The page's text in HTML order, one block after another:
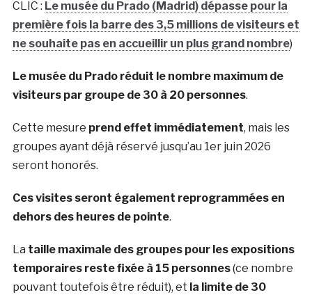
CLIC : Le musée du Prado (Madrid) dépasse pour la
première fois la barre des 3,5 millions de visiteurs et
ne souhaite pas en accueillir un plus grand nombre)
Le musée du Prado réduit le nombre maximum de
visiteurs par groupe de 30 à 20 personnes.
Cette mesure prend effet immédiatement, mais les
groupes ayant déjà réservé jusqu’au 1er juin 2026
seront honorés.
Ces visites seront également reprogrammées en
dehors des heures de pointe.
La taille maximale des groupes pour les expositions
temporaires reste fixée à 15 personnes(ce nombre
pouvant toutefois être réduit), et la limite de 30